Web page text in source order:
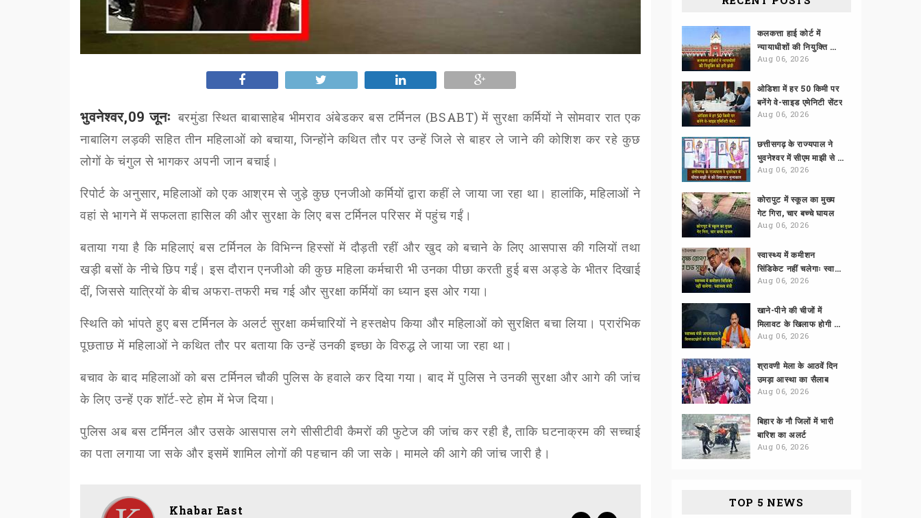
भुवनेश्वर,09 जूनः बरमुंडा स्थित बाबासाहेब भीमराव अंबेडकर बस टर्मिनल (BSABT)में सुरक्षा कर्मियों ने सोमवार रात एक
नाबालिग लड़की सहित तीन महिलाओं को बचाया,जिन्होंने कथित तौर पर उन्हें जिले से बाहर ले जाने की कोशिश कर रहे कुछ
लोगों के चंगुल से भागकर अपनी जान बचाई।
रिपोर्ट के अनुसार,महिलाओं को एक आश्रम से जुड़े कुछ एनजीओ कर्मियों द्वारा कहीं ले जाया जा रहा था। हालांकि,महिलाओं ने
वहां से भागने में सफलता हासिल की और सुरक्षा के लिए बस टर्मिनल परिसर में पहुंच गईं।
बताया गया है कि महिलाएं बस टर्मिनल के विभिन्न हिस्सों में दौड़ती रहीं और खुद को बचाने के लिए आसपास की गलियों तथा
खड़ी बसों के नीचे छिप गईं। इस दौरान एनजीओ की कुछ महिला कर्मचारी भी उनका पीछा करती हुई बस अड्डे के भीतर दिखाई
दीं,जिससे यात्रियों के बीच अफरा-तफरी मच गई और सुरक्षा कर्मियों का ध्यान इस ओर गया।
स्थिति को भांपते हुएबस टर्मिनल के अलर्टसुरक्षा कर्मचारियों ने हस्तक्षेप किया और महिलाओं को सुरक्षित बचा लिया। प्रारंभिक
पूछताछ में महिलाओं ने कथित तौर पर बताया कि उन्हें उनकी इच्छा के विरुद्ध ले जाया जा रहा था।
बचाव के बाद महिलाओं कोबस टर्मिनल चौकी पुलिस के हवाले कर दिया गया। बाद में पुलिस ने उनकी सुरक्षा और आगे की जांच
के लिए उन्हें एक शॉर्ट-स्टे होम में भेज दिया।
पुलिस अब बस टर्मिनल और उसके आसपास लगे सीसीटीवी कैमरों की फुटेज की जांच कर रही है,ताकि घटनाक्रम की सच्चाई
का पता लगाया जा सके और इसमें शामिल लोगों की पहचान की जा सके। मामले की आगे की जांच जारी है।
Khabar East
कलकत्ता हाई कोर्ट में
न्यायाधीशों की नियुक्ति को हरी झंडी
Aug 06, 2026
ओडिशा में हर 50 किमी पर
बनेंगे वे-साइड एमेनिटी सेंटर
Aug 06, 2026
छत्तीसगढ़ के राज्यपाल ने
भुवनेश्वर में सीएम माझी से की शिष्टाचार मुलाकात
Aug 06, 2026
कोरापुट में स्कूल का मुख्य
गेट गिरा, चार बच्चे घायल
Aug 06, 2026
स्वास्थ्य में कमीशन
सिंडिकेट नहीं चलेगाः स्वास्थ्य मंत्री
Aug 06, 2026
खाने-पीने की चीजों में
मिलावट के खिलाफ होगी सख्त कार्रवाई
Aug 06, 2026
श्रावणी मेला के आठवें दिन
उमड़ा आस्था का सैलाब
Aug 06, 2026
बिहार के नौ जिलों में भारी
बारिश का अलर्ट
Aug 06, 2026
TOP 5 NEWS